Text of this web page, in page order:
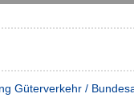
Güterverkehr /